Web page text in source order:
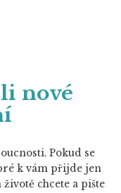
nové
Pokud se
k vám přijde jen
chcete a pište